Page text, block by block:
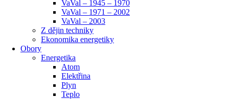
VaVal – 1945 – 1970
VaVal – 1971 – 2002
VaVal – 2003
Z dějin techniky
Ekonomika energetiky
Obory
Energetika
Atom
Elektřina
Plyn
Teplo